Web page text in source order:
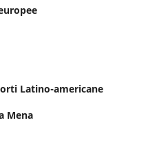
Latino-americane
Mena